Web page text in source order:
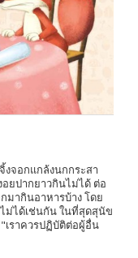
งจอกแกล้งนกกระสา
ยปากยาวกินไม่ได้ ต่อ
มากินอาหารบ้าง โดย
ม่ได้เช่นกัน ในที่สุดสุนัข
เราควรปฏิบัติต่อผู้อื่น